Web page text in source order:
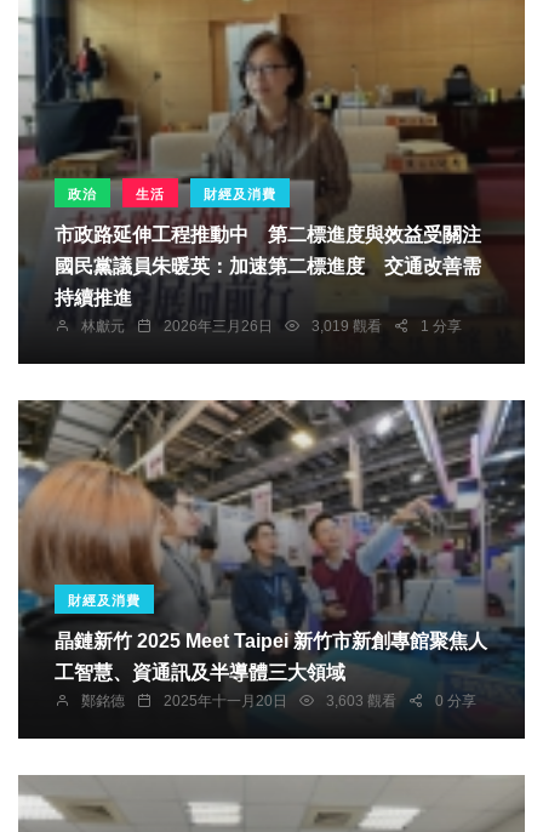
政治 生活 財經及消費
市政路延伸工程推動中 第二標進度與效益受關注
國民黨議員朱暖英：加速第二標進度 交通改善需
持續推進
林獻元 2026年三月26日 3,019 觀看 1 分享
財經及消費
晶鏈新竹 2025 Meet Taipei 新竹市新創專館聚焦人
工智慧、資通訊及半導體三大領域
鄭銘德 2025年十一月20日 3,603 觀看 0 分享